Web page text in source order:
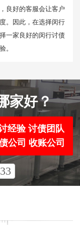
良好的客服会让客户
。因此，在选择闵行
一家良好的闵行讨债
。
家好？
经验 讨债团队
公司 收账公司